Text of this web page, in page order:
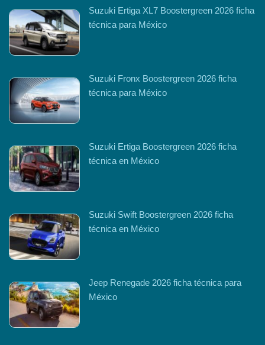
Suzuki Ertiga XL7 Boostergreen 2026 ficha
técnica para México
Suzuki Fronx Boostergreen 2026 ficha
técnica para México
Suzuki Ertiga Boostergreen 2026 ficha
técnica en México
Suzuki Swift Boostergreen 2026 ficha
técnica en México
Jeep Renegade 2026 ficha técnica para
México